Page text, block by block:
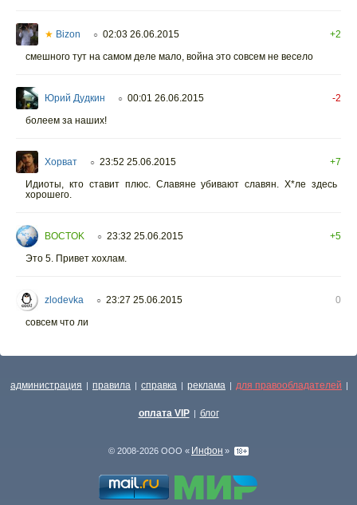
★ Bizon ○ 02:03 26.06.2015
+2
смешного тут на самом деле мало, война это совсем не весело
Юрий Дудкин ○ 00:01 26.06.2015
-2
болеем за наших!
Хорват ○ 23:52 25.06.2015
+7
Идиоты, кто ставит плюс. Славяне убивают славян. Х*ле здесь
хорошего.
BOCTOK ○ 23:32 25.06.2015
+5
Это 5. Привет хохлам.
zlodevka ○ 23:27 25.06.2015
0
совсем что ли
администрация | правила | справка | реклама | для правообладателей |
оплата VIP | блог
© 2008-2026 ООО « Инфон »